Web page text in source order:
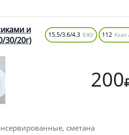
и
30/20г)
15.5/3.6/4.3 БЖУ 112 Ккал
200
сметана